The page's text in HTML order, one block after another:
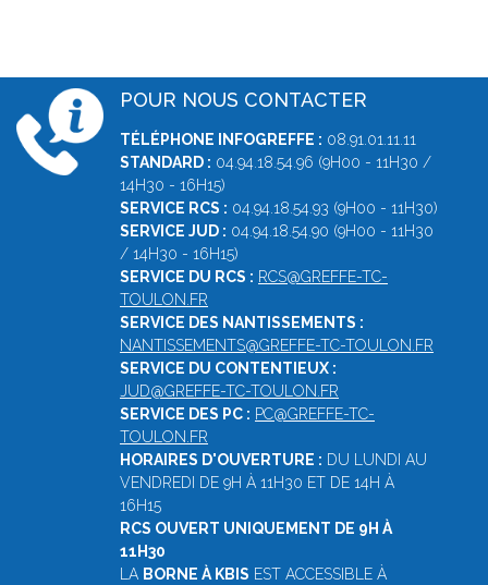
POUR NOUS CONTACTER
TÉLÉPHONE INFOGREFFE : 08.91.01.11.11
STANDARD : 04.94.18.54.96 (9H00 - 11H30 /
14H30 - 16H15)
SERVICE RCS : 04.94.18.54.93 (9H00 - 11H30)
SERVICE JUD : 04.94.18.54.90 (9H00 - 11H30
/ 14H30 - 16H15)
SERVICE DU RCS : RCS@GREFFE-TC-
TOULON.FR
SERVICE DES NANTISSEMENTS :
NANTISSEMENTS@GREFFE-TC-TOULON.FR
SERVICE DU CONTENTIEUX :
JUD@GREFFE-TC-TOULON.FR
SERVICE DES PC : PC@GREFFE-TC-
TOULON.FR
HORAIRES D'OUVERTURE : DU LUNDI AU
VENDREDI DE 9H À 11H30 ET DE 14H À
16H15
RCS OUVERT UNIQUEMENT DE 9H À
11H30
LA BORNE À KBIS EST ACCESSIBLE À